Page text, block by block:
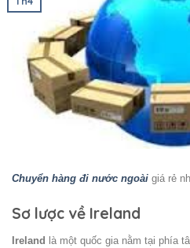
Chuyển hàng đi nước ngoài giá rẻ
Sơ lược về Ireland
Ireland là một quốc gia nằm tại phía